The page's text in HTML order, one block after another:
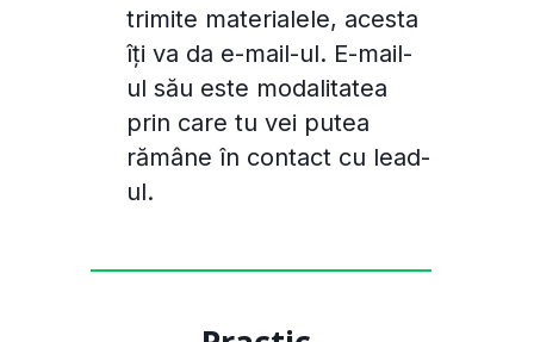
trimite materialele, acesta
îți va da e-mail-ul. E-mail-
ul său este modalitatea
prin care tu vei putea
rămâne în contact cu lead-
ul.